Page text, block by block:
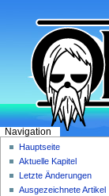
Navigation
Hauptseite
Aktuelle Kapitel
Letzte Änderungen
Ausgezeichnete Artikel